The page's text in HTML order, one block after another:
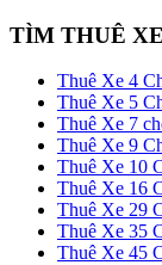
TÌM THUÊ
Thuê Xe 4
Thuê Xe 5
Thuê Xe 7
Thuê Xe 9
Thuê Xe 10
Thuê Xe 16
Thuê Xe 29
Thuê Xe 35
Thuê Xe 45